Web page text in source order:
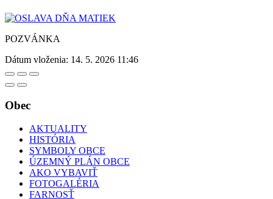
POZVÁNKA
Dátum vloženia: 14. 5. 2026 11:46
Obec
AKTUALITY
HISTÓRIA
SYMBOLY OBCE
ÚZEMNÝ PLÁN OBCE
AKO VYBAVIŤ
FOTOGALÉRIA
FARNOSŤ